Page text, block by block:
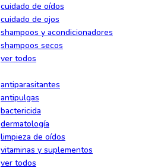
cuidado de oídos
cuidado de ojos
shampoos y acondicionadores
shampoos secos
ver todos
antiparasitantes
antipulgas
bactericida
dermatología
limpieza de oídos
vitaminas y suplementos
ver todos